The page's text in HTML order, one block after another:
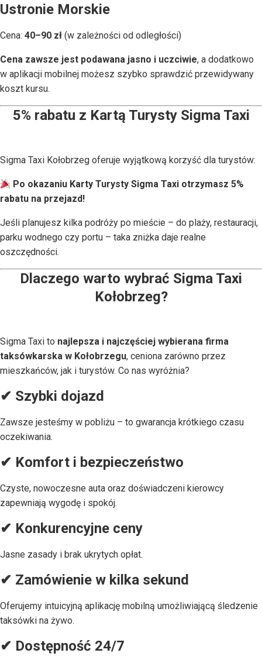
Ustronie Morskie
Cena: 40–90 zł (w zależności od odległości)
Cena zawsze jest podawana jasno i uczciwie, a dodatkowo
w aplikacji mobilnej możesz szybko sprawdzić przewidywany
koszt kursu.
5% rabatu z Kartą Turysty Sigma Taxi
Sigma Taxi Kołobrzeg oferuje wyjątkową korzyść dla turystów:
Po okazaniu Karty Turysty Sigma Taxi otrzymasz 5%
rabatu na przejazd!
Jeśli planujesz kilka podróży po mieście – do plaży, restauracji,
parku wodnego czy portu – taka zniżka daje realne
oszczędności.
Dlaczego warto wybrać Sigma Taxi
Kołobrzeg?
Sigma Taxi to najlepsza i najczęściej wybierana firma
taksówkarska w Kołobrzegu, ceniona zarówno przez
mieszkańców, jak i turystów. Co nas wyróżnia?
✔ Szybki dojazd
Zawsze jesteśmy w pobliżu – to gwarancja krótkiego czasu
oczekiwania.
✔ Komfort i bezpieczeństwo
Czyste, nowoczesne auta oraz doświadczeni kierowcy
zapewniają wygodę i spokój.
✔ Konkurencyjne ceny
Jasne zasady i brak ukrytych opłat.
✔ Zamówienie w kilka sekund
Oferujemy intuicyjną aplikację mobilną umożliwiającą śledzenie
taksówki na żywo.
✔ Dostępność 24/7